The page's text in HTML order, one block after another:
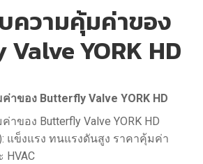
ความคุ้มค่าของ
YORK HD
าของ Butterfly Valve YORK HD
ของ Butterfly Valve YORK HD
แข็งแรง ทนแรงดันสูง ราคาคุ้มค่า
HVAC